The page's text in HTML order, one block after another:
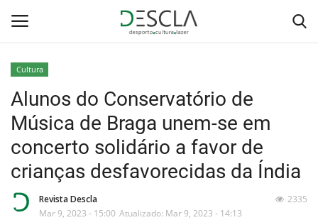
Home
...by Descla
Desporto
Cultura
Alunos do Conservatório de
Música de Braga unem-se em
concerto solidário a favor de
crianças desfavorecidas da Índia
Revista Descla
Mar 9, 2023 - 15:00 Atualizado: Mar 9, 2023 - 14:13
2335